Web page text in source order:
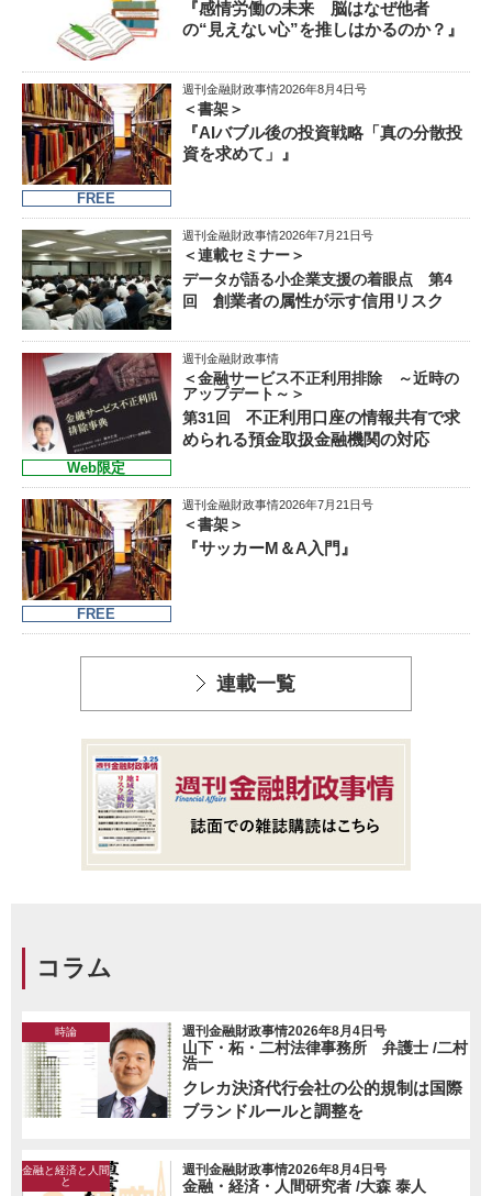
『感情労働の未来 脳はなぜ他者
の“見えない心”を推しはかるのか？』
FREE
週刊金融財政事情2026年8月4日号
＜書架＞
『AIバブル後の投資戦略「真の分散投
資を求めて」』
週刊金融財政事情2026年7月21日号
＜連載セミナー＞
データが語る小企業支援の着眼点 第4
回
創業者の属性が示す信用リスク
Web限定
週刊金融財政事情
＜金融サービス不正利用排除 ～近時の
アップデート～＞
第31回
不正利用口座の情報共有で求
められる預金取扱金融機関の対応
FREE
週刊金融財政事情2026年7月21日号
＜書架＞
『サッカーM＆A入門』
連載一覧
コラム
時論 週刊金融財政事情2026年8月4日号
山下・柘・二村法律事務所 弁護士 /二村
浩一
クレカ決済代行会社の公的規制は国際
ブランドルールと調整を
金融と経済と人間
と
週刊金融財政事情2026年8月4日号
金融・経済・人間研究者 /大森 泰人